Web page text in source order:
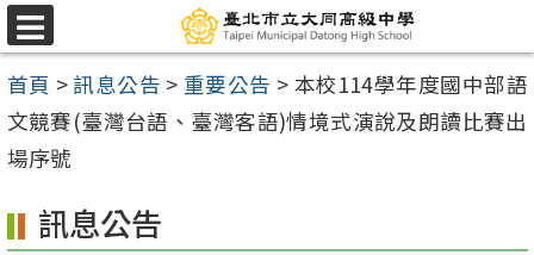
跳
至
主
要
內
區
選
單
首頁 >訊息公告 > 重要公告 > 本校114學年度國中部語
文競賽(臺灣台語、臺灣客語)情境式演說及朗讀比賽出
場序號
訊息公告